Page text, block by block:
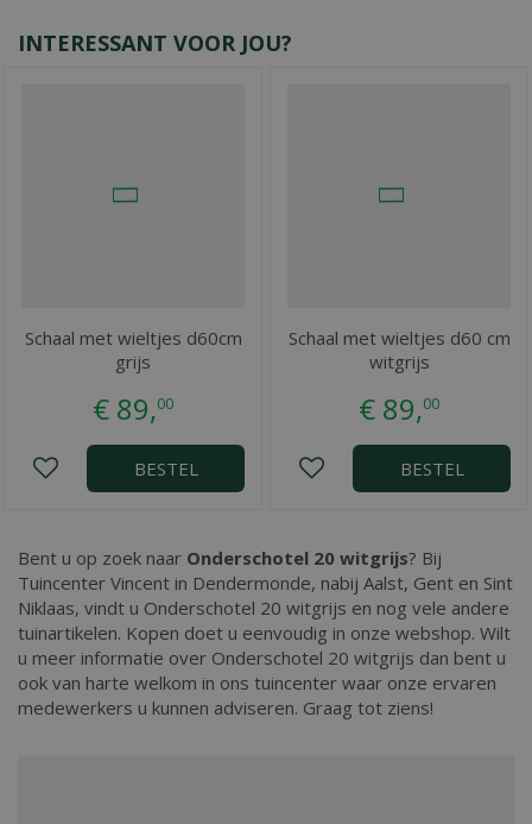
INTERESSANT VOOR JOU?
Schaal met wieltjes d60cm
grijs
€ 89,00
BESTEL
Schaal met wieltjes d60 cm
witgrijs
€ 89,00
BESTEL
Bent u op zoek naar Onderschotel 20 witgrijs? Bij
Tuincenter Vincent in Dendermonde, nabij Aalst, Gent en Sint
Niklaas, vindt u Onderschotel 20 witgrijs en nog vele andere
tuinartikelen. Kopen doet u eenvoudig in onze webshop. Wilt
u meer informatie over Onderschotel 20 witgrijs dan bent u
ook van harte welkom in ons tuincenter waar onze ervaren
medewerkers u kunnen adviseren. Graag tot ziens!